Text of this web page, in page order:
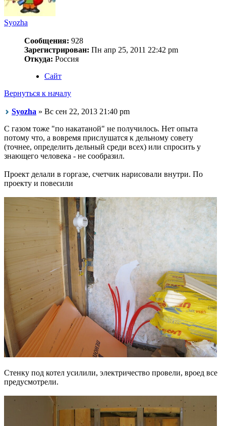
Syozha
Сообщения: 928
Зарегистрирован: Пн апр 25, 2011 22:42 pm
Откуда: Россия
Сайт
Вернуться к началу
Syozha » Вс сен 22, 2013 21:40 pm
С газом тоже "по накатаной" не получилось. Нет опыта
потому что, а вовремя прислушатся к дельному совету
(точнее, определить дельный среди всех) или спросить у
знающего человека - не сообразил.
Проект делали в горгазе, счетчик нарисовали внутри. По
проекту и повесили
Стенку под котел усилили, электричество провели, вроед все
предусмотрели.